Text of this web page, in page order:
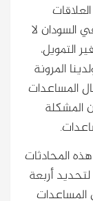
السودان لا
التمويل،
المرونة
المساعدات
المشكلة
المحادثات
أربعة
المساعدات